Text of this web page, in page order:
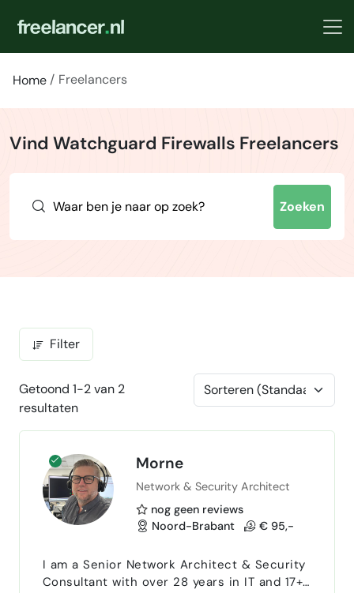
Home Freelancers
Vind Watchguard Firewalls Freelancers
Zoeken
Filter
Getoond 1-2 van 2
resultaten
Morne
Network & Security Architect
nog geen reviews
Noord-Brabant
€ 95,-
I am a Senior Network Architect & Security
Consultant with over 28 years in IT and 17+